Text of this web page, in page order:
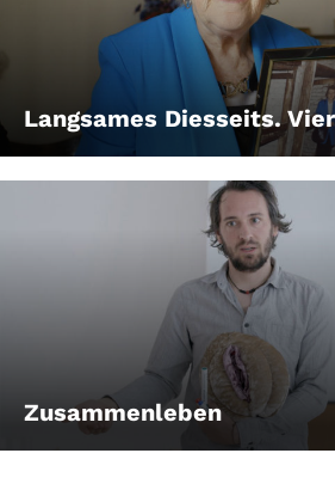
Langsames Diesseits.
Zusammenleben